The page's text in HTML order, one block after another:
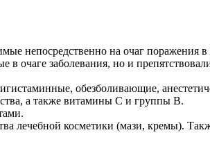
непосредственно на очаг поражения
очаге заболевания, но и
обезболивающие,
а также витамины С и группы В.
лечебной косметики (мази, кремы).